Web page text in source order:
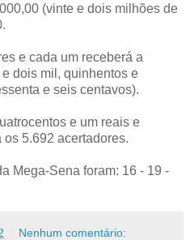
(vinte e dois milhões de
e cada um receberá a
dois mil, quinhentos e
e seis centavos).
e um reais e
5.692 acertadores.
Mega-Sena foram: 16 - 19 -
Nenhum comentário: